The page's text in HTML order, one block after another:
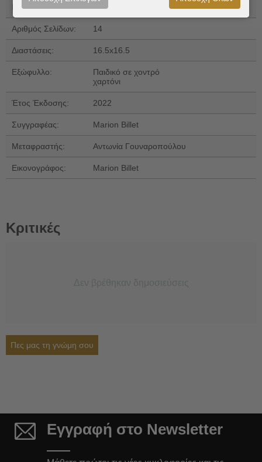
ISBN 13: 978-960-16-9917-2
Αριθμός Σελίδων: 14
Διαστάσεις: 16.5x16.5
Εξώφυλλο:
Παιδικό σε χοντρό
χαρτόνι
Έτος Έκδοσης: 2022
Συγγραφέας: Marion Billet
Μεταφραστής: Αντωνία Γουναροπούλου
Εικονογράφος: Marion Billet
Κριτικές
Πες μας τη γνώμη σου
Εγγραφή στο Newsletter